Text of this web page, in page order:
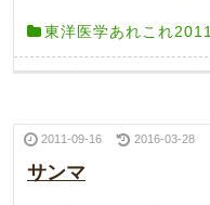
東洋医学あれこれ2011
2011-09-16 2016-03-28
サンマ